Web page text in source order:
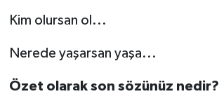
Kim olursan ol...
Nerede yaşarsan yaşa...
Özet olarak son sözünüz nedir?